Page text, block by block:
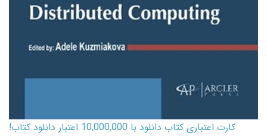
کارت اعتباری کتاب دانلود با 10,000,000 اعتبار دانلود کتاب!